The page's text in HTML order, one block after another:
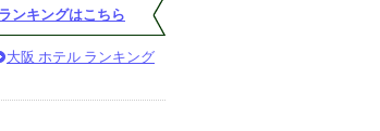
ンキングはこちら
大阪 ホテル ランキング